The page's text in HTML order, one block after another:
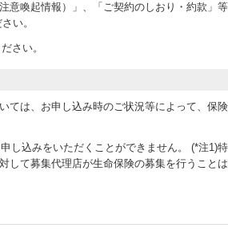
意喚起情報）」、「ご契約のしおり・約款」等
い。
さい。
ては、お申し込み時のご状況等によって、保険
し込みをいただくことができません。 (*注1)特
して募集代理店が生命保険の募集を行うことは